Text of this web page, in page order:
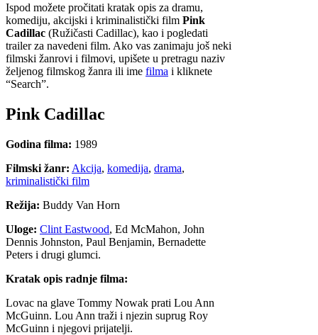
Ispod možete pročitati kratak opis za dramu,
komediju, akcijski i kriminalistički film Pink
Cadillac (Ružičasti Cadillac), kao i pogledati
trailer za navedeni film. Ako vas zanimaju još neki
filmski žanrovi i filmovi, upišete u pretragu naziv
željenog filmskog žanra ili ime filma i kliknete
“Search”.
Pink Cadillac
Godina filma: 1989
Filmski žanr: Akcija, komedija, drama,
kriminalistički film
Režija: Buddy Van Horn
Uloge: Clint Eastwood, Ed McMahon, John
Dennis Johnston, Paul Benjamin, Bernadette
Peters i drugi glumci.
Kratak opis radnje filma:
Lovac na glave Tommy Nowak prati Lou Ann
McGuinn. Lou Ann traži i njezin suprug Roy
McGuinn i njegovi prijatelji.